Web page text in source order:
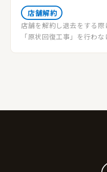
ませんし厨房機器などの内
ん。日程決めや手順を間
発生してしまうことでし
店舗解約
店舗を解約し退去をする
「原状回復工事」を行わ